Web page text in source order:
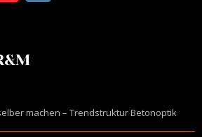
machen – Trendstruktur Betonoptik